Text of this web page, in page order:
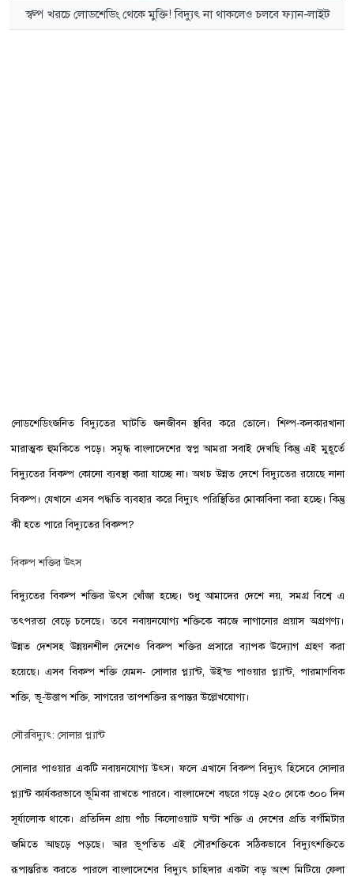
স্বল্প খরচে লোডশেডিং থেকে মুক্তি! বিদ্যুৎ না থাকলেও চলবে ফ্যান-লাইট
লোডশেডিংজনিত বিদ্যুতের ঘাটতি জনজীবন স্থবির করে তোলে। শিল্প-কলকারখানা
মারাত্মক হুমকিতে পড়ে। সমৃদ্ধ বাংলাদেশের স্বপ্ন আমরা সবাই দেখছি কিন্তু এই মুহূর্তে
বিদ্যুতের বিকল্প কোনো ব্যবস্থা করা যাচ্ছে না। অথচ উন্নত দেশে বিদ্যুতের রয়েছে নানা
বিকল্প। যেখানে এসব পদ্ধতি ব্যবহার করে বিদ্যুৎ পরিস্থিতির মোকাবিলা করা হচ্ছে। কিন্তু
কী হতে পারে বিদ্যুতের বিকল্প?
বিকল্প শক্তির উৎস
বিদ্যুতের বিকল্প শক্তির উৎস খোঁজা হচ্ছে। শুধু আমাদের দেশে নয়, সমগ্র বিশ্বে এ
তৎপরতা বেড়ে চলেছে। তবে নবায়নযোগ্য শক্তিকে কাজে লাগানোর প্রয়াস অগ্রগণ্য।
উন্নত দেশসহ উন্নয়নশীল দেশেও বিকল্প শক্তির প্রসারে ব্যাপক উদ্যোগ গ্রহণ করা
হয়েছে। এসব বিকল্প শক্তি যেমন- সোলার প্ল্যান্ট, উইন্ড পাওয়ার প্ল্যান্ট, পারমাণবিক
শক্তি, ভূ-উত্তাপ শক্তি, সাগরের তাপশক্তির রূপান্তর উল্লেখযোগ্য।
সৌরবিদ্যুৎ: সোলার প্ল্যান্ট
সোলার পাওয়ার একটি নবায়নযোগ্য উৎস। ফলে এখানে বিকল্প বিদ্যুৎ হিসেবে সোলার
প্ল্যান্ট কার্যকরভাবে ভূমিকা রাখতে পারবে। বাংলাদেশে বছরে গড়ে ২৫০ থেকে ৩০০ দিন
সূর্যালোক থাকে। প্রতিদিন প্রায় পাঁচ কিলোওয়াট ঘণ্টা শক্তি এ দেশের প্রতি বর্গমিটার
জমিতে আছড়ে পড়ছে। আর ভূপতিত এই সৌরশক্তিকে সঠিকভাবে বিদ্যুৎশক্তিতে
রূপান্তরিত করতে পারলে বাংলাদেশের বিদ্যুৎ চাহিদার একটা বড় অংশ মিটিয়ে ফেলা